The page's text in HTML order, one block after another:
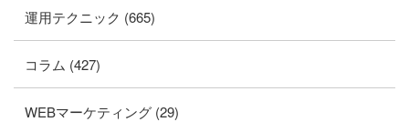
運用テクニック (665)
コラム (427)
WEBマーケティング (29)